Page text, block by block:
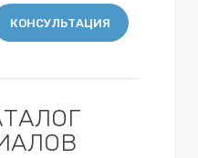
КОНСУЛЬТАЦИЯ